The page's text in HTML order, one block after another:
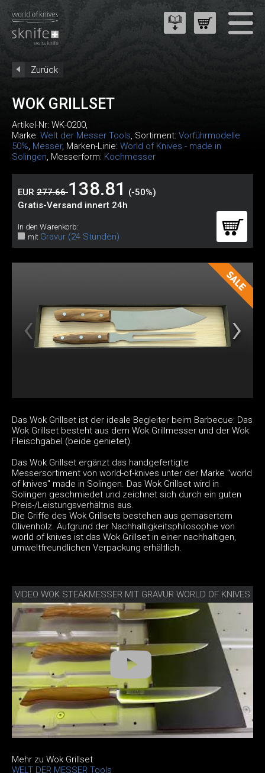
Zurück
WOK GRILLSET
Artikel-Nr: WK-0200,
Marke: Welt der Messer Tools, Sortiment: Vorführmodelle
50%, Messer, Marken-Linie: World of Knives - made in
Solingen, Messerform: Kochmesser
EUR 277.66138.81
(-50%)
Gratis-Versand innert 24h
In den Warenkorb:
mit Gravur (24 Stunden)
Das Wok Grillset ist der ideale Begleiter beim Barbecue: Das
Wok Grillset besteht aus dem Wok Grillmesser und der Wok
Fleischgabel (beide genietet).
Das Wok Grillset ergänzt das handgefertigte
Messersortiment von world-of-knives unter der Marke "world
of knives" made in Solingen. Das Wok Grillset wird in
Solingen geschmiedet und zeichnet sich durch ein guten
Preis-/Leistungsverhältnis aus.
Die Griffe des Wok Grillsets bestehen aus gemasertem
Olivenholz. Aufgrund der Nachhaltigkeitsphilosophie von
world of knives ist das Wok Grillset in einer nachhaltigen,
umweltfreundlichen Verpackung erhältlich.
VIDEO WOK STEAKMESSER MIT GRAVUR WORLD OF KNIVES
Mehr zu Wok Grillset
WELT DER MESSER Tools